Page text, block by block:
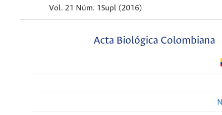
Vol. 21 Núm. 1Supl (2016)
Acta Biológica Colombiana